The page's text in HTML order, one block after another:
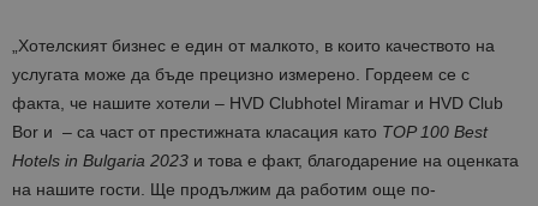
„Хотелският бизнес е един от малкото, в които качеството на
услугата може да бъде прецизно измерено. Гордеем се с
факта, че нашите хотели – HVD Clubhotel Miramar и HVD Club
Bor и – са част от престижната класация като TOP 100 Best
Hotels in Bulgaria 2023 и това е факт, благодарение на оценката
на нашите гости. Ще продължим да работим още по-